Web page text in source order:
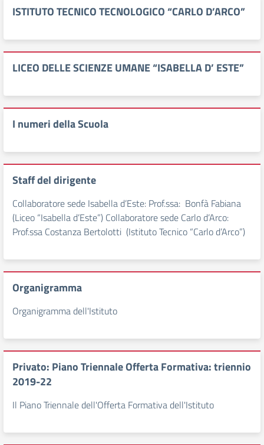
ISTITUTO TECNICO TECNOLOGICO “CARLO D’ARCO”
LICEO DELLE SCIENZE UMANE “ISABELLA D’ ESTE”
I numeri della Scuola
Staff del dirigente
Collaboratore sede Isabella d’Este: Prof.ssa: Bonfà Fabiana
(Liceo “Isabella d’Este”) Collaboratore sede Carlo d’Arco:
Prof.ssa Costanza Bertolotti (Istituto Tecnico “Carlo d’Arco”)
Organigramma
Organigramma dell'Istituto
Privato: Piano Triennale Offerta Formativa: triennio
2019-22
Il Piano Triennale dell'Offerta Formativa dell'Istituto